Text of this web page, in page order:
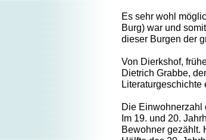
Es sehr wohl
Burg) war und
dieser Burgen der
Von Dierkshof,
Dietrich Grabbe,
Die Einwohnerzahl
Im 19. und 20.
Bewohner gezählt.